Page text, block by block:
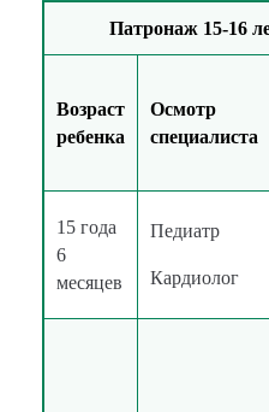
Патронаж 15-16
Возраст
ребенка
Осмотр
специалиста
15 года
6
месяцев
Педиатр
Кардиолог